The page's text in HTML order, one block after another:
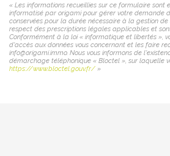
« Les informations recueillies sur ce formulaire sont
informatisé par origami pour gérer votre demande
conservées pour la durée nécessaire à la gestion
respect des prescriptions légales applicables et
Conformément à la loi « informatique et libertés »,
d'accès aux données vous concernant et les faire
info@origami.immo. Nous vous informons de
démarchage téléphonique « Bloctel », sur laquelle
https://www.bloctel.gouv.fr/ »